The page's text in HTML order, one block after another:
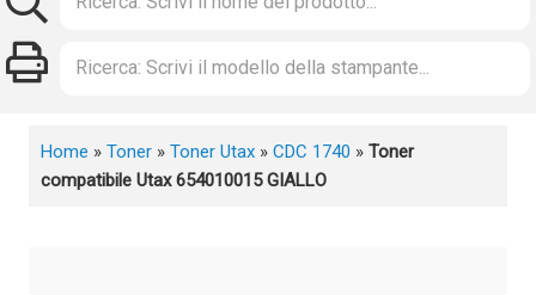
Home » Toner » Toner Utax » CDC 1740 » Toner
compatibile Utax 654010015 GIALLO